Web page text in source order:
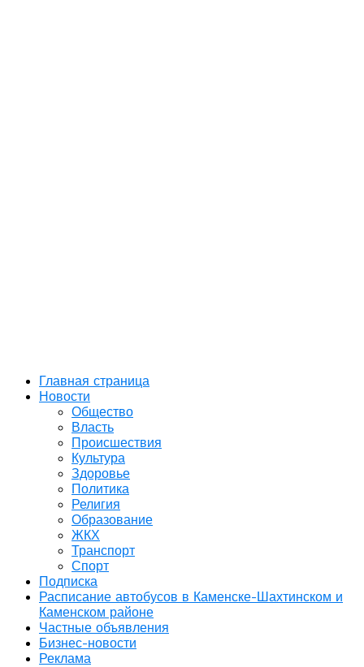
Главная страница
Новости
Общество
Власть
Происшествия
Культура
Здоровье
Политика
Религия
Образование
ЖКХ
Транспорт
Спорт
Подписка
Расписание автобусов в Каменске-Шахтинском и
Каменском районе
Частные объявления
Бизнес-новости
Реклама